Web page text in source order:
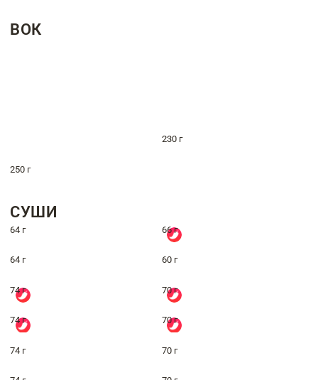
ВОК
230 г
250 г
СУШИ
64 г 66 г
64 г 60 г
74 г 70 г
74 г 70 г
74 г 70 г